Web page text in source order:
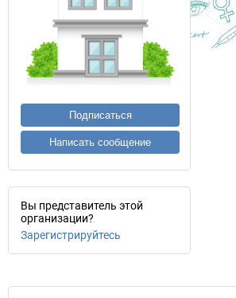
Подписаться
Написать сообщение
Вы представитель этой
организации?
Зарегистрируйтесь